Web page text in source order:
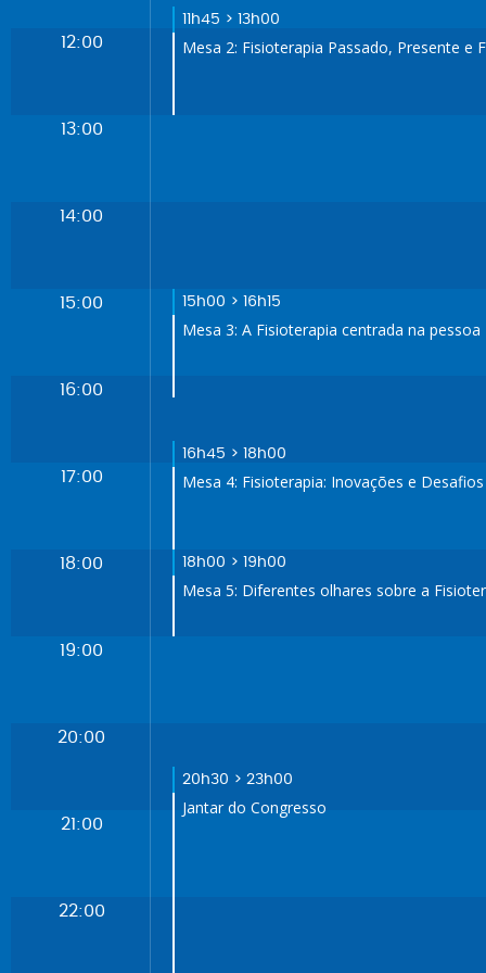
12:00
13:00
14:00
15:00
16:00
17:00
18:00
19:00
20:00
21:00
22:00
11h45 > 13h00
Mesa 2: Fisioterapia Passado, Presente e
15h00 > 16h15
Mesa 3: A Fisioterapia centrada na pessoa
16h45 > 18h00
Mesa 4: Fisioterapia: Inovações e Desafios
18h00 > 19h00
Mesa 5: Diferentes olhares sobre a
20h30 > 23h00
Jantar do Congresso